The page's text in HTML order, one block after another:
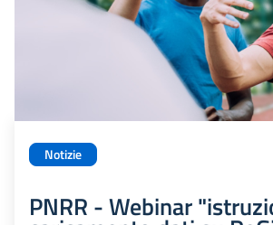
Notizie
PNRR - Webinar